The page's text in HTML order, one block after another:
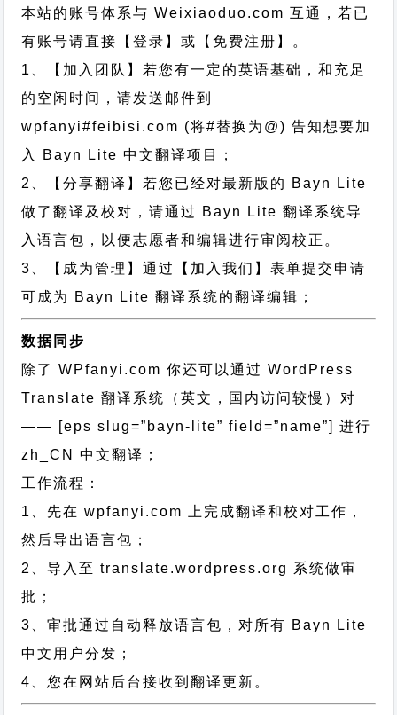
本站的账号体系与Weixiaoduo.com 互通，若已
有账号请直接【登录】或【免费注册】。
1、【加入团队】若您有一定的英语基础，和充足
的空闲时间，请发送邮件到
wpfanyi#feibisi.com (将#替换为@) 告知想要加
入 Bayn Lite 中文翻译项目；
2、【分享翻译】若您已经对最新版的 Bayn Lite
做了翻译及校对，请通过 Bayn Lite 翻译系统导
入语言包，以便志愿者和编辑进行审阅校正。
3、【成为管理】通过【加入我们】表单提交申请
可成为 Bayn Lite 翻译系统的翻译编辑；
数据同步
除了 WPfanyi.com 你还可以通过WordPress
Translate 翻译系统（英文，国内访问较慢）对
—— [eps slug=”bayn-lite” field=”name”]进行
zh_CN
中文翻译；
工作流程：
1、先在 wpfanyi.com 上完成翻译和校对工作，
然后导出语言包；
2、导入至 translate.wordpress.org 系统做审
批；
3、审批通过自动释放语言包，对所有 Bayn Lite
中文用户分发；
4、您在网站后台接收到翻译更新。